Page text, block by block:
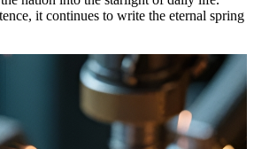
it continues to write the eternal spring